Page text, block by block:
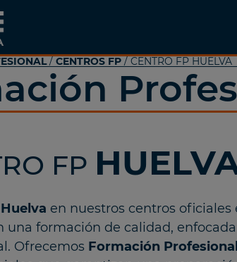
/ CENTROS FP / CENTRO FP HUELVA
FP
en nuestros centros oficiales
una formación de calidad,
Ofrecemos Formación